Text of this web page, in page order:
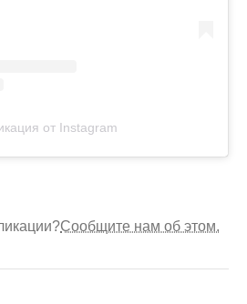
от Instagram
Сообщите нам об этом.